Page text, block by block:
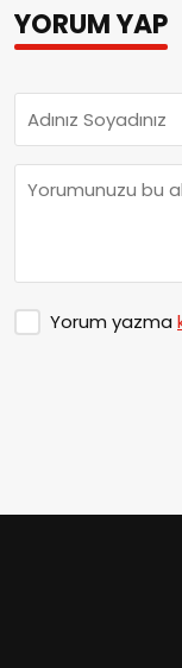
YORUM YAP
Yorum yazma